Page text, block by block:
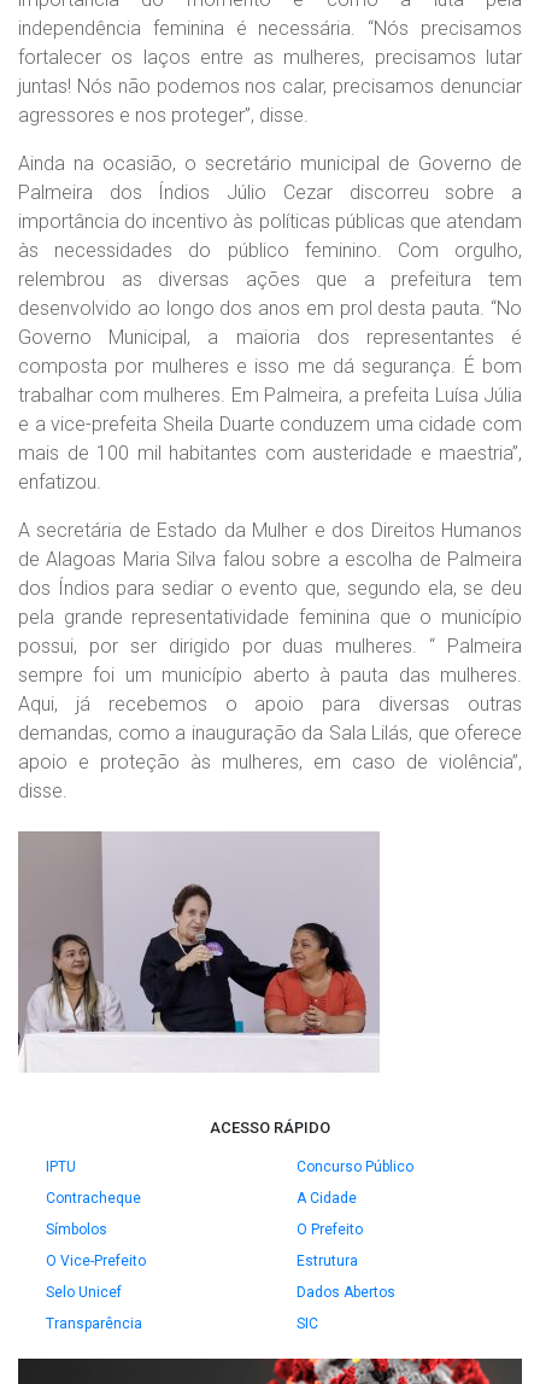
independência feminina é necessária. “Nós precisamos
fortalecer os laços entre as mulheres, precisamos lutar
juntas! Nós não podemos nos calar, precisamos denunciar
agressores e nos proteger”, disse.
Ainda na ocasião, o secretário municipal de Governo de
Palmeira dos Índios Júlio Cezar discorreu sobre a
importância do incentivo às políticas públicas que atendam
às necessidades do público feminino. Com orgulho,
relembrou as diversas ações que a prefeitura tem
desenvolvido ao longo dos anos em prol desta pauta. “No
Governo Municipal, a maioria dos representantes é
composta por mulheres e isso me dá segurança. É bom
trabalhar com mulheres. Em Palmeira, a prefeita Luísa Júlia
e a vice-prefeita Sheila Duarte conduzem uma cidade com
mais de 100 mil habitantes com austeridade e maestria”,
enfatizou.
A secretária de Estado da Mulher e dos Direitos Humanos
de Alagoas Maria Silva falou sobre a escolha de Palmeira
dos Índios para sediar o evento que, segundo ela, se deu
pela grande representatividade feminina que o município
possui, por ser dirigido por duas mulheres. “ Palmeira
sempre foi um município aberto à pauta das mulheres.
Aqui, já recebemos o apoio para diversas outras
demandas, como a inauguração da Sala Lilás, que oferece
apoio e proteção às mulheres, em caso de violência”,
disse.
ACESSO RÁPIDO
IPTU
Concurso Público
Contracheque
A Cidade
Símbolos
O Prefeito
O Vice-Prefeito
Estrutura
Selo Unicef
Dados Abertos
Transparência
SIC